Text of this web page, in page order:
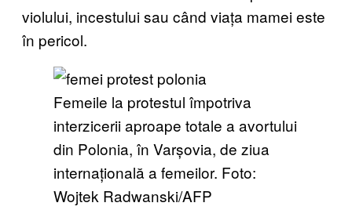
violului, incestului sau când viața mamei este
în pericol.
Femeile la protestul împotriva
interzicerii aproape totale a avortului
din Polonia, în Varșovia, de ziua
internațională a femeilor. Foto:
Wojtek Radwanski/AFP